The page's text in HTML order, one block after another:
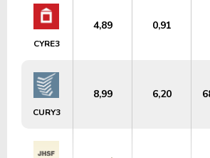
CYRE3
4,89 0,91
CURY3
8,99 6,20